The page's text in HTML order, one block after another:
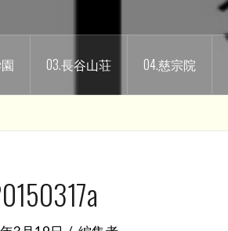
03.長谷山荘 04.慈宗院